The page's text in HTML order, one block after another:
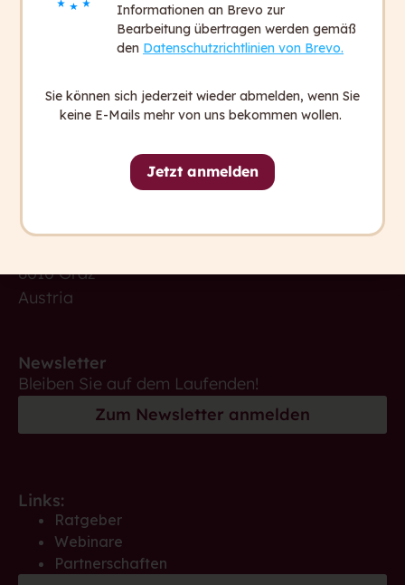
Sie haben Fragen?
Wir sind gerne für Sie da.
+ 43 316 393 449
Headquarter
8010 Graz
Austria
Newsletter
Bleiben Sie auf dem Laufenden!
Zum Newsletter anmelden
Links:
Ratgeber
Webinare
Partnerschaften
Informationen an Brevo zur
Bearbeitung übertragen werden gemäß
den Datenschutzrichtlinien von Brevo.
Sie können sich jederzeit wieder abmelden, wenn Sie
keine E-Mails mehr von uns bekommen wollen.
Jetzt anmelden